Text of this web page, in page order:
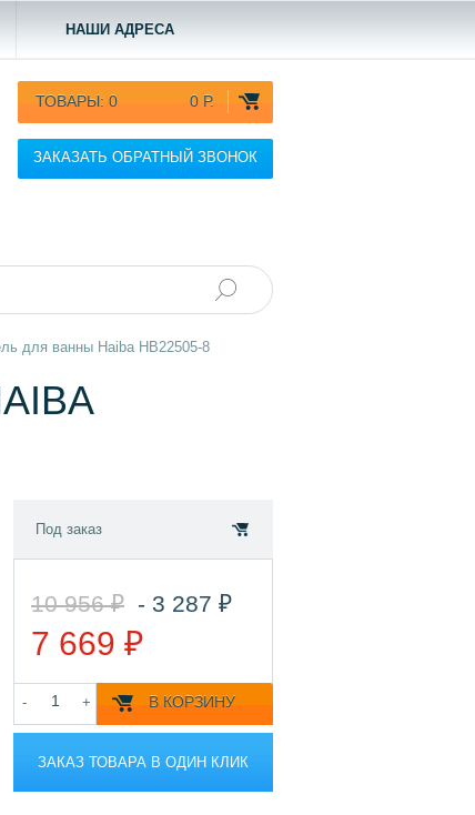
НАШИ АДРЕСА
ТОВАРЫ: 0 0 Р.
ЗАКАЗАТЬ ОБРАТНЫЙ ЗВОНОК
для ванны Haiba HB22505-8
Под заказ
10 956 ₽ - 3 287 ₽
7 669 ₽
- + В КОРЗИНУ
ЗАКАЗ ТОВАРА В ОДИН КЛИК